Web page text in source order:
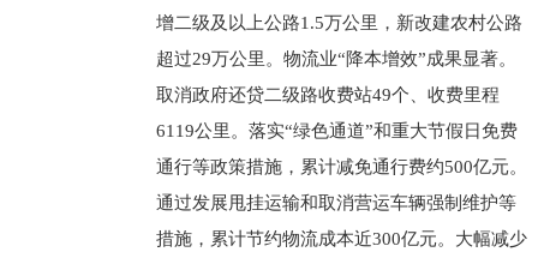
增二级及以上公路1.5万公里，新改建农村公路
超过29万公里。物流业“降本增效”成果显著。
取消政府还贷二级路收费站49个、收费里程
6119公里。落实“绿色通道”和重大节假日免费
通行等政策措施，累计减免通行费约500亿元。
通过发展甩挂运输和取消营运车辆强制维护等
措施，累计节约物流成本近300亿元。大幅减少